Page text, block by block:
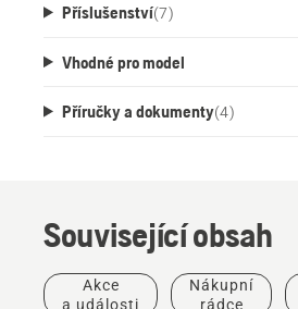
Příslušenství(7)
Vhodné pro model
Příručky a dokumenty(4)
Související obsah
Akce
a události
Nákupní
rádce